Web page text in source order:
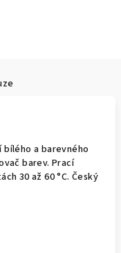
a barevného
barev. Prací
30 až 60 °C. Český